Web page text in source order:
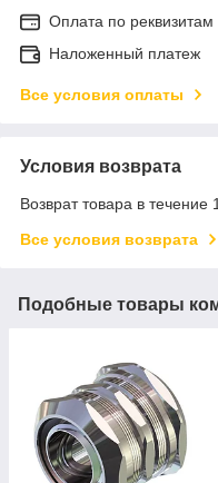
Оплата по
Наложенный платеж
Все условия оплаты
Условия возврата
Возврат товара в течение
Все условия возврата
Подобные товары